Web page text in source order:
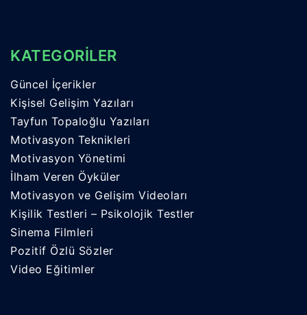
KATEGORİLER
Güncel İçerikler
Kişisel Gelişim Yazıları
Tayfun Topaloğlu Yazıları
Motivasyon Teknikleri
Motivasyon Yönetimi
İlham Veren Öyküler
Motivasyon ve Gelişim Videoları
Kişilik Testleri – Psikolojik Testler
Sinema Filmleri
Pozitif Özlü Sözler
Video Eğitimler